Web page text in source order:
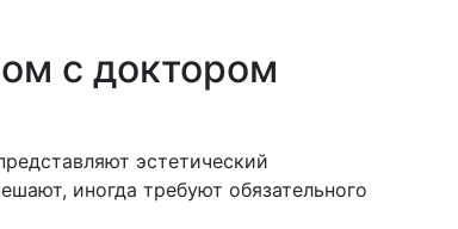
с доктором
эстетический
иногда требуют обязательного